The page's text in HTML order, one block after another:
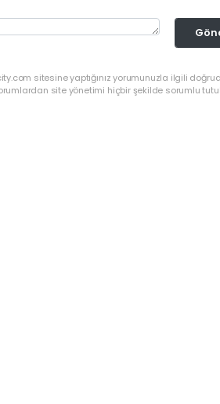
sitesine yaptığınız yorumunuzla ilgili
site yönetimi hiçbir şekilde sorumlu